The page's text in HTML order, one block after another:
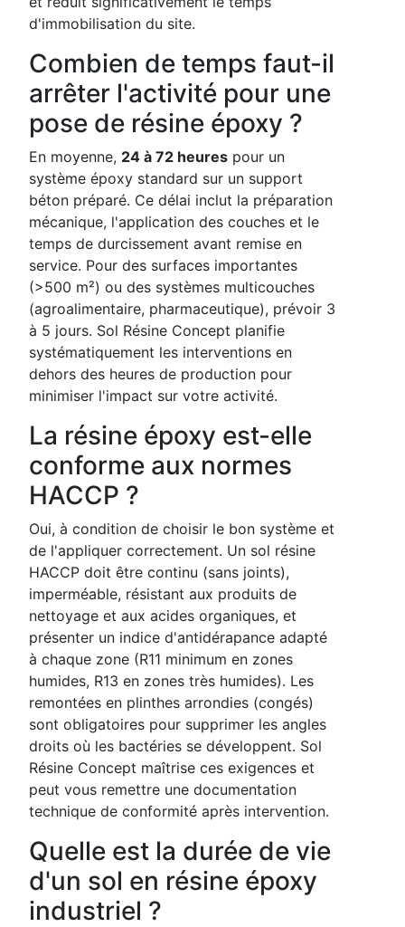
d'immobilisation du site.
Combien de temps faut-il
arrêter l'activité pour une
pose de résine époxy ?
En moyenne, 24 à 72 heures pour un
système époxy standard sur un support
béton préparé. Ce délai inclut la préparation
mécanique, l'application des couches et le
temps de durcissement avant remise en
service. Pour des surfaces importantes
(>500 m²) ou des systèmes multicouches
(agroalimentaire, pharmaceutique), prévoir 3
à 5 jours. Sol Résine Concept planifie
systématiquement les interventions en
dehors des heures de production pour
minimiser l'impact sur votre activité.
La résine époxy est-elle
conforme aux normes
HACCP ?
Oui, à condition de choisir le bon système et
de l'appliquer correctement. Un sol résine
HACCP doit être continu (sans joints),
imperméable, résistant aux produits de
nettoyage et aux acides organiques, et
présenter un indice d'antidérapance adapté
à chaque zone (R11 minimum en zones
humides, R13 en zones très humides). Les
remontées en plinthes arrondies (congés)
sont obligatoires pour supprimer les angles
droits où les bactéries se développent. Sol
Résine Concept maîtrise ces exigences et
peut vous remettre une documentation
technique de conformité après intervention.
Quelle est la durée de vie
d'un sol en résine époxy
industriel ?